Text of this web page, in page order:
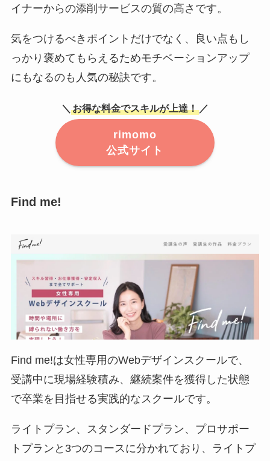
イナーからの添削サービスの質の高さです。
気をつけるべきポイントだけでなく、良い点もし
っかり褒めてもらえるためモチベーションアップ
にもなるのも人気の秘訣です。
＼ お得な料金でスキルが上達！ ／
rimomo
公式サイト
Find me!
Find me!は女性専用のWebデザインスクールで、
受講中に現場経験積み、継続案件を獲得した状態
で卒業を目指せる実践的なスクールです。
ライトプラン、スタンダードプラン、プロサポー
トプランと3つのコースに分かれており、ライトプ